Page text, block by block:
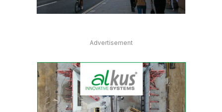
Advertisement